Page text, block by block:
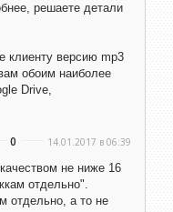
решаете детали
клиенту версию mp3
обоим наиболее
Drive,
0 14.01.2017 в 06:39
не ниже 16
отдельно".
отдельно, а то не